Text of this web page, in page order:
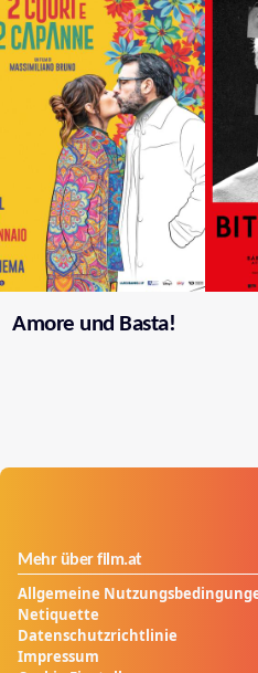
Amore und Basta!
Mehr über film.at
Allgemeine
Netiquette
Datenschutzrichtlinie
Impressum